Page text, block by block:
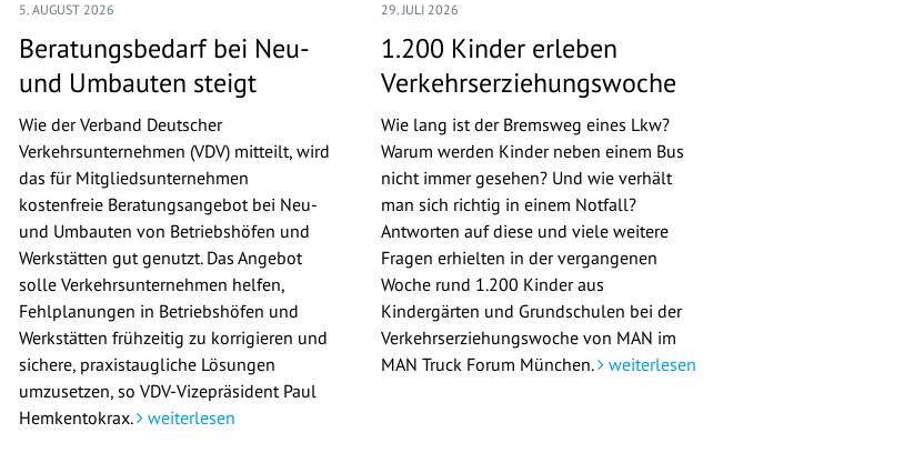
5. AUGUST 2026
Beratungsbedarf bei Neu-
und Umbauten steigt
Wie der Verband Deutscher
Verkehrsunternehmen (VDV) mitteilt, wird
das für Mitgliedsunternehmen
kostenfreie Beratungsangebot bei Neu-
und Umbauten von Betriebshöfen und
Werkstätten gut genutzt. Das Angebot
solle Verkehrsunternehmen helfen,
Fehlplanungen in Betriebshöfen und
Werkstätten frühzeitig zu korrigieren und
sichere, praxistaugliche Lösungen
umzusetzen, so VDV-Vizepräsident Paul
Hemkentokrax. weiterlesen
29. JULI 2026
1.200 Kinder erleben
Verkehrserziehungswoche
Wie lang ist der Bremsweg eines Lkw?
Warum werden Kinder neben einem Bus
nicht immer gesehen? Und wie verhält
man sich richtig in einem Notfall?
Antworten auf diese und viele weitere
Fragen erhielten in der vergangenen
Woche rund 1.200 Kinder aus
Kindergärten und Grundschulen bei der
Verkehrserziehungswoche von MAN im
MAN Truck Forum München. weiterlesen